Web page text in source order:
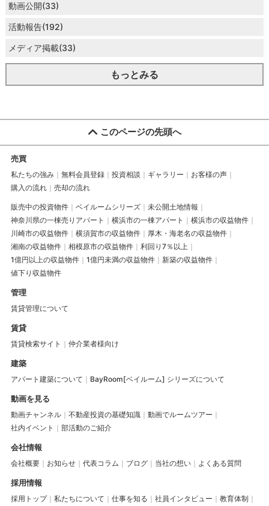
動画公開(33)
活動報告(192)
メディア掲載(33)
もっとみる
このページの先頭へ
売買
私たちの強み 無料会員登録 投資相談 ギャラリー
お客様の声
購入の流れ
売却の流れ
販売中の投資物件 ベイルームシリーズ
未公開土地情報
神奈川県の一棟売りアパート
横浜市の一棟アパート
横浜市の収益物件
川崎市の収益物件
横須賀市の収益物件
厚木・海老名の収益物件
湘南の収益物件
相模原市の収益物件
利回り7％以上
1億円以上の収益物件
1億円未満の収益物件
新築の収益物件
値下り収益物件
管理
賃貸管理について
賃貸
賃貸検索サイト 仲介業者様向け
建築
アパート建築について BayRoom[ベイルーム] シリーズについて
動画を見る
動画チャンネル 不動産投資の基礎知識
動画でルームツアー
社内イベント
部活動のご紹介
会社情報
会社概要 お知らせ 代表コラム ブログ 当社の想い よくある質問
採用情報
採用トップ 私たちについて 仕事を知る 社員インタビュー
教育体制